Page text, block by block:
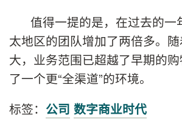
值得一提的是，在过去的一
太地区的团队增加了两倍多。
大，业务范围已超越了早期的
了一个更“全渠道”的环境。
标签： 公司 数字商业时代